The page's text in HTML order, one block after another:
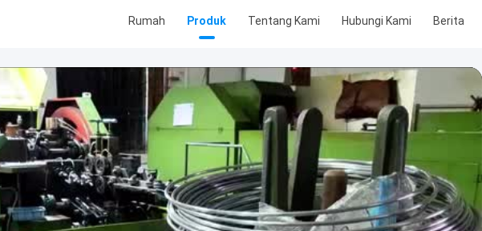
Rumah Produk Tentang Kami Hubungi Kami Berita